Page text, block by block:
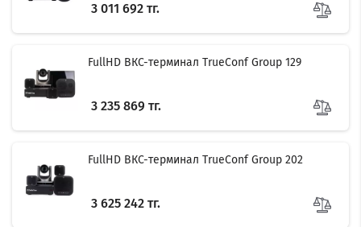
3 011 692 тг.
FullHD ВКС-терминал TrueConf Group 129
3 235 869 тг.
FullHD ВКС-терминал TrueConf Group 202
3 625 242 тг.